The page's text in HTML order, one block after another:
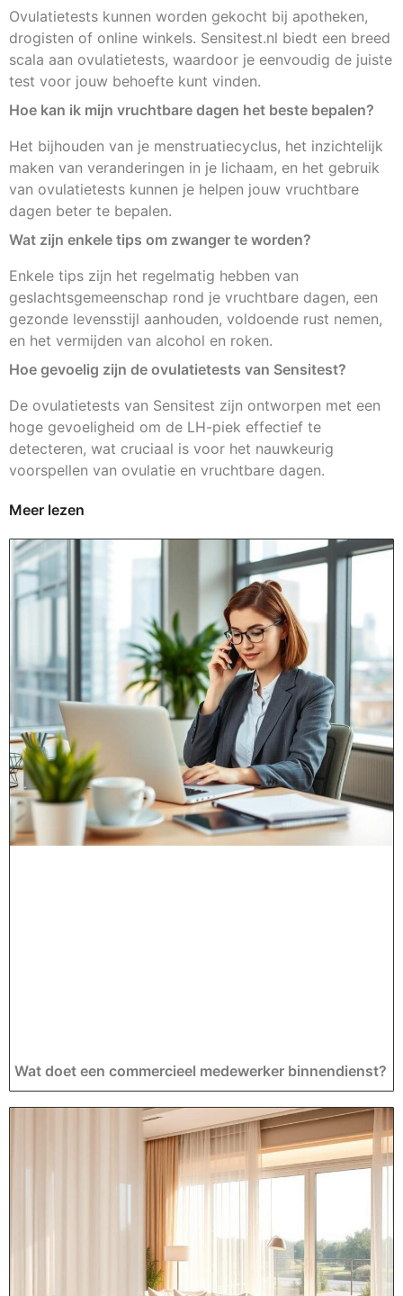
Ovulatietests kunnen worden gekocht bij apotheken,
drogisten of online winkels. Sensitest.nl biedt een breed
scala aan ovulatietests, waardoor je eenvoudig de juiste
test voor jouw behoefte kunt vinden.
Hoe kan ik mijn vruchtbare dagen het beste bepalen?
Het bijhouden van je menstruatiecyclus, het inzichtelijk
maken van veranderingen in je lichaam, en het gebruik
van ovulatietests kunnen je helpen jouw vruchtbare
dagen beter te bepalen.
Wat zijn enkele tips om zwanger te worden?
Enkele tips zijn het regelmatig hebben van
geslachtsgemeenschap rond je vruchtbare dagen, een
gezonde levensstijl aanhouden, voldoende rust nemen,
en het vermijden van alcohol en roken.
Hoe gevoelig zijn de ovulatietests van Sensitest?
De ovulatietests van Sensitest zijn ontworpen met een
hoge gevoeligheid om de LH-piek effectief te
detecteren, wat cruciaal is voor het nauwkeurig
voorspellen van ovulatie en vruchtbare dagen.
Meer lezen
Wat doet een commercieel medewerker binnendienst?